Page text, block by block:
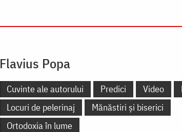
Flavius Popa
Cuvinte ale autorului Predici Video
Locuri de pelerinaj
Mănăstiri și biserici
Ortodoxia în lume